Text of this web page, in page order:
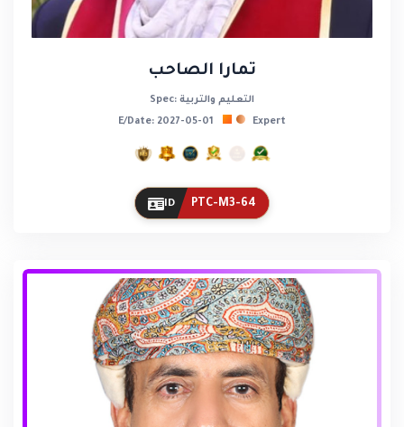
تمارا الصاحب
Spec: التعليم والتربية
E/Date: 2027-05-01
Expert
ID PTC-M3-64